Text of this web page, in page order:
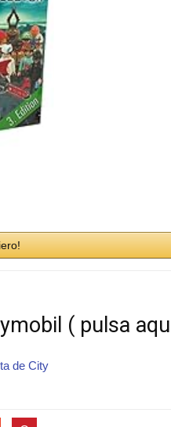
( pulsa
de City